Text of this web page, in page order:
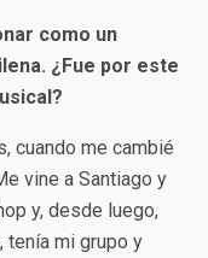
como un
¿Fue por este
cuando me cambié
vine a Santiago y
y, desde luego,
tenía mi grupo y